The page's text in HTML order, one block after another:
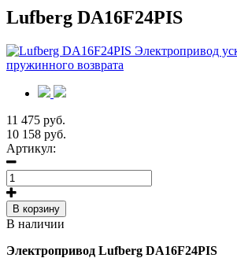
Lufberg DA16F24PIS
11 475 руб.
10 158 руб.
Артикул:
В корзину
В наличии
Электропривод Lufberg DA16F24PIS